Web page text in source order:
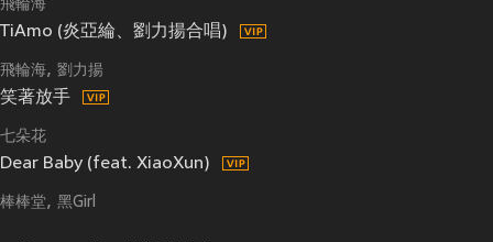
飛輪海
TiAmo (炎亞綸、劉力揚合唱)
飛輪海 劉力揚
笑著放手
七朵花
Dear Baby (feat. XiaoXun)
棒棒堂 黑Girl